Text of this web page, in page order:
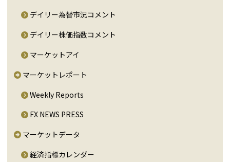
デイリー為替市況コメント
デイリー株価指数コメント
マーケットアイ
マーケットレポート
Weekly Reports
FX NEWS PRESS
マーケットデータ
経済指標カレンダー